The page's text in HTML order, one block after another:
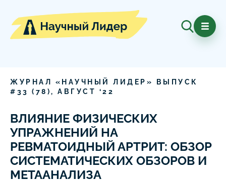
ЖУРНАЛ «НАУЧНЫЙ ЛИДЕР» ВЫПУСК
# 33 ( 78 ), АВГУСТ ‘22
ВЛИЯНИЕ ФИЗИЧЕСКИХ
УПРАЖНЕНИЙ НА
РЕВМАТОИДНЫЙ АРТРИТ: ОБЗОР
СИСТЕМАТИЧЕСКИХ ОБЗОРОВ И
МЕТААНАЛИЗА